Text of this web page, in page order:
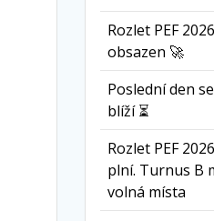
Rozlet PEF
obsazen 🚀
Poslední den
blíží ⏳
Rozlet PEF
plní. Turnus B
volná místa